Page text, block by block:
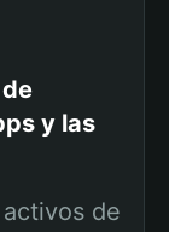
y las
de